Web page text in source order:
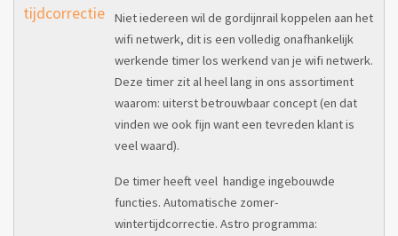
Niet iedereen wil de gordijnrail koppelen aan het
wifi netwerk, dit is een volledig onafhankelijk
werkende timer los werkend van je wifi netwerk.
Deze timer zit al heel lang in ons assortiment
waarom: uiterst betrouwbaar concept (en dat
vinden we ook fijn want een tevreden klant is
veel waard).
De timer heeft veel handige ingebouwde
functies. Automatische zomer-
wintertijdcorrectie. Astro programma: